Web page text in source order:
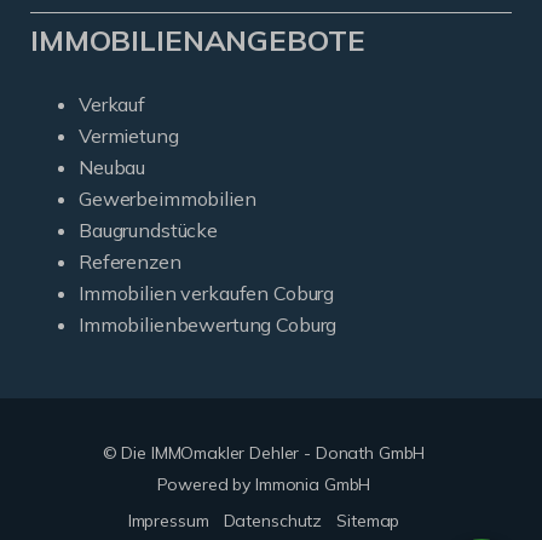
IMMOBILIENANGEBOTE
Verkauf
Vermietung
Neubau
Gewerbeimmobilien
Baugrundstücke
Referenzen
Immobilien verkaufen Coburg
Immobilienbewertung Coburg
© Die IMMOmakler Dehler - Donath GmbH
Powered by Immonia GmbH
Impressum
Datenschutz Sitemap